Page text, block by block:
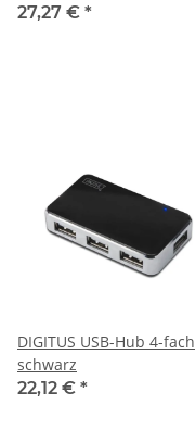
27,27 € *
DIGITUS USB-Hub 4-fach
schwarz
22,12 € *